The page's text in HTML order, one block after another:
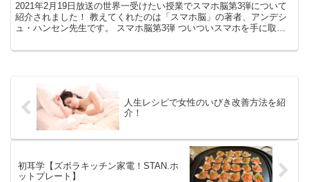
2021年2月19日放送の世界一受けたい授業でスマホ脳第3弾について
紹介されました！ 教えてくれたのは「スマホ脳」の著者、アンデシ
ュ・ハンセン先生です。 スマホ脳第3弾 ついついスマホを手に取っ
人生レシピで女性のいびき改善方法を紹
介！
初耳学【ズボラキッチン家電！STAN.ホ
ットプレート】